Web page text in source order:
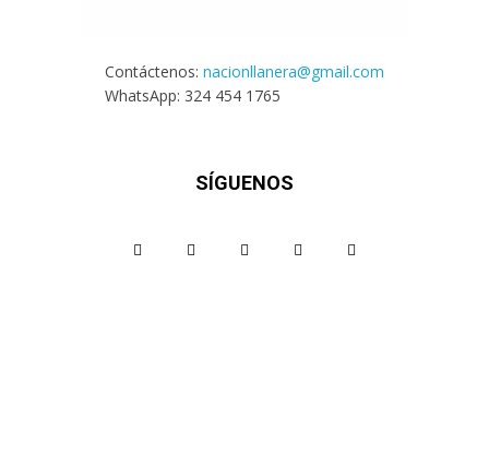
Contáctenos: nacionllanera@gmail.com
WhatsApp: 324 454 1765
SÍGUENOS